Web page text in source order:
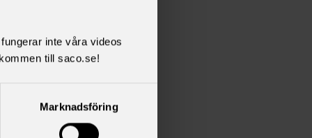
inte våra videos
till saco.se!
Marknadsföring